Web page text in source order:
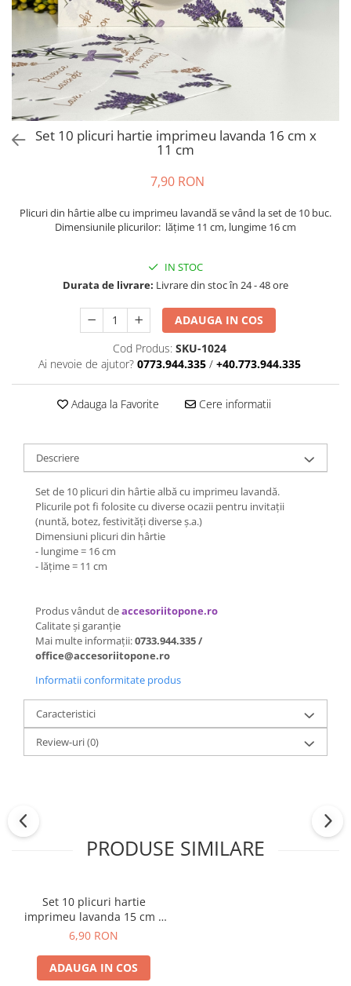
Set 10 plicuri hartie imprimeu lavanda 16 cm x
11 cm
7,90 RON
Plicuri din hârtie albe cu imprimeu lavandă se vând la set de 10 buc.
Dimensiunile plicurilor: lățime 11 cm, lungime 16 cm
IN STOC
Durata de livrare: Livrare din stoc în 24 - 48 ore
ADAUGA IN COS
Cod Produs: SKU-1024
Ai nevoie de ajutor? 0773.944.335 / +40.773.944.335
Adauga la Favorite Cere informatii
Descriere
Set de 10 plicuri din hârtie albă cu imprimeu lavandă.
Plicurile pot fi folosite cu diverse ocazii pentru invitații
(nuntă, botez, festivități diverse ș.a.)
Dimensiuni plicuri din hârtie
- lungime = 16 cm
- lățime = 11 cm
Produs vândut deaccesoriitopone.ro
Calitate și garanție
Mai multe informații:0733.944.335 /
office@accesoriitopone.ro
Informatii conformitate produs
Caracteristici
Review-uri(0)
PRODUSE SIMILARE
Set 10 plicuri hartie
imprimeu lavanda 15 cm x
9 cm
6,90 RON
ADAUGA IN COS